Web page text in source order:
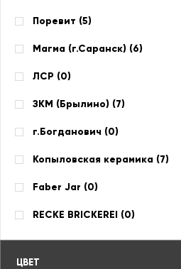
Поревит (5)
Магма (г.Саранск) (6)
ЛСР (0)
ЗКМ (Брылино) (7)
г.Богданович (0)
Копыловская керамика (7)
Faber Jar (0)
RECKE BRICKEREI (0)
ЦВЕТ